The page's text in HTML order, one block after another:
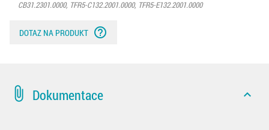
CB31.2301.0000, TFR5-C132.2001.0000, TFR5-E132.2001.0000
DOTAZ NA PRODUKT help_outline
attach_file Dokumentace expand_less